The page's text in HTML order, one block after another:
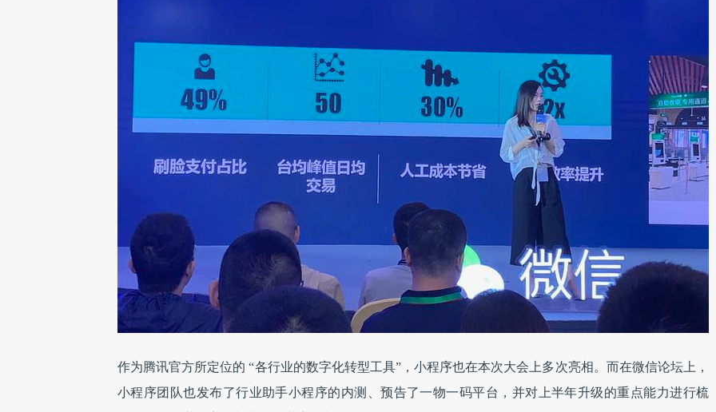
作为腾讯官方所定位的 “各行业的数字化转型工具”，小程序也在本次大会上多次亮相。而在微信论坛上，
小程序团队也发布了行业助手小程序的内测、预告了一物一码平台，并对上半年升级的重点能力进行梳